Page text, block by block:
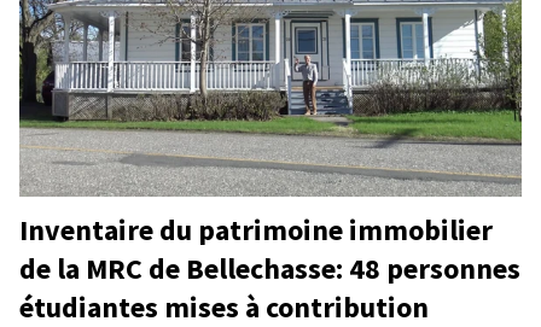
Inventaire du patrimoine immobilier
de la MRC de Bellechasse: 48 personnes
étudiantes mises à contribution